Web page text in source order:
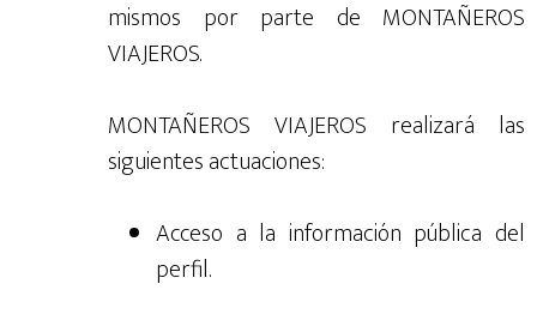
mismos por parte de MONTAÑEROS
VIAJEROS.
MONTAÑEROS VIAJEROS realizará las
siguientes actuaciones:
Acceso a la información pública del
perfil.